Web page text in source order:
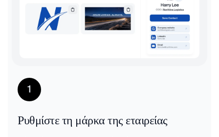
1
Ρυθμίστε τη μάρκα της εταιρείας